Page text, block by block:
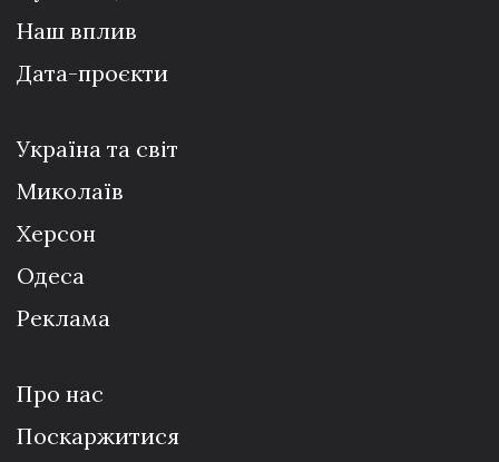
Наш вплив
Дата-проєкти
Україна та світ
Миколаїв
Херсон
Одеса
Реклама
Про нас
Поскаржитися